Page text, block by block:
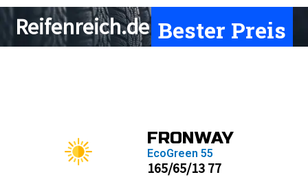
Reifenreich.de Bester Preis
FRONWAY
EcoGreen 55
165/65/13 77